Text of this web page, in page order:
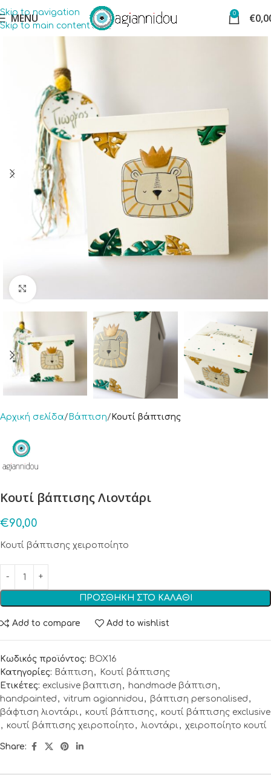
Skip to navigation
Skip to main content
MENU 0 €
Αρχική σελίδα Βάπτιση Κουτί βάπτισης
Κουτί βάπτισης Λιοντάρι
€90,00
Κουτί βάπτισης χειροποίητο
ΠΡΟΣΘΉΚΗ ΣΤΟ ΚΑΛΆΘΙ
Add to compare Add to wishlist
Κωδικός προϊόντος: BOX16
Κατηγορίες: Βάπτιση , Κουτί βάπτισης
Ετικέτες: exclusive βαπτιση , handmade βάπτιση ,
handpainted , vitrum agiannidou , βάπτιση personalised ,
βάφτιση λιοντάρι, κουτί βάπτισης, κουτί βάπτισης exclusive
, κουτί βάπτισης χειροποίητο , λιοντάρι, χειροποίητο κουτί
Share: